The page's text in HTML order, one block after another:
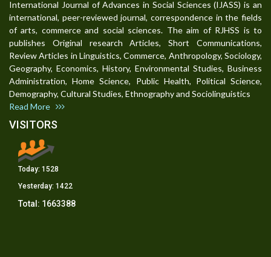
International Journal of Advances in Social Sciences (IJASS) is an
international, peer-reviewed journal, correspondence in the fields
of arts, commerce and social sciences. The aim of RJHSS is to
publishes Original research Articles, Short Communications,
Review Articles in Linguistics, Commerce, Anthropology, Sociology,
Geography, Economics, History, Environmental Studies, Business
Administration, Home Science, Public Health, Political Science,
Demography, Cultural Studies, Ethnography and Sociolinguistics
Read More
VISITORS
Today: 1528
Yesterday: 1422
Total: 1663388